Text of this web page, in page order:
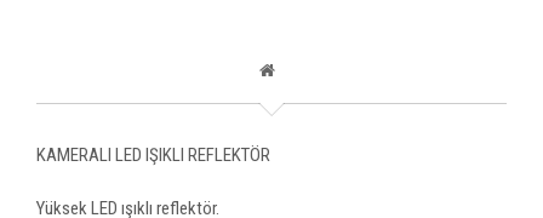
KAMERALI LED IŞIKLI REFLEKTÖR
Yüksek LED ışıklı reflektör.